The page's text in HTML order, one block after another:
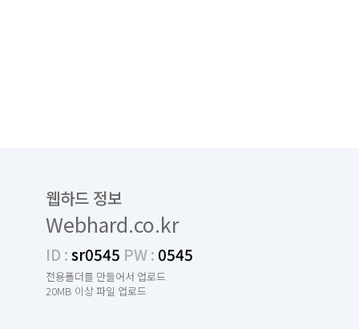
웹하드 정보
Webhard.co.kr
ID :sr0545 PW : 0545
전용폴더를 만들어서 업로드
20MB 이상 파일 업로드